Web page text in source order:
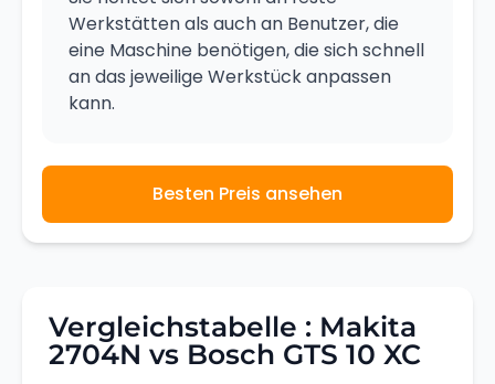
Werkstätten als auch an Benutzer, die
eine Maschine benötigen, die sich schnell
an das jeweilige Werkstück anpassen
kann.
Besten Preis ansehen
Vergleichstabelle : Makita
2704N vs Bosch GTS 10 XC